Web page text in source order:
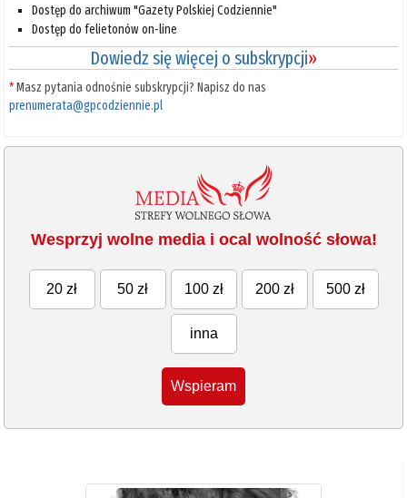
Dostęp do archiwum "Gazety Polskiej Codziennie"
Dostęp do felietonów on-line
Dowiedz się więcej o subskrypcji»
*Masz pytania odnośnie subskrypcji? Napisz do nas
prenumerata@gpcodziennie.pl
Wesprzyj wolne media i ocal wolność słowa!
20 zł 50 zł 100 zł 200 zł 500 zł
inna
Wspieram